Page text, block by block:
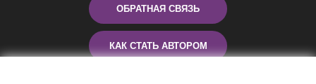
ОБРАТНАЯ СВЯЗЬ
КАК СТАТЬ АВТОРОМ